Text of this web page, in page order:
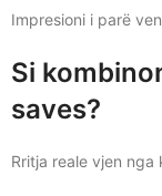
Impresioni i parë
Si
saves?
Rritja reale vjen nga